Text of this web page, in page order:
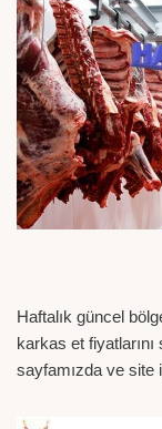
Haftalık güncel
karkas et
sayfamızda ve site